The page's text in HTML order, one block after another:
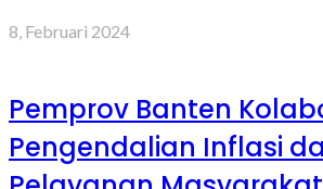
8, Februari 2024
Pemprov Banten
Pengendalian Inflasi